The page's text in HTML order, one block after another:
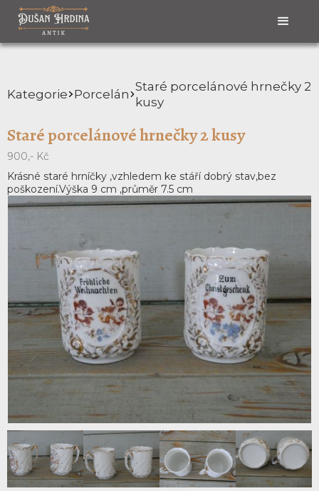
Kategorie Porcelán
Staré porcelánové hrnečky 2
kusy
Staré porcelánové hrnečky 2 kusy
900,- Kč
Krásné staré hrníčky ,vzhledem ke stáří dobrý stav,bez
poškození.Výška 9 cm ,průměr 7.5 cm